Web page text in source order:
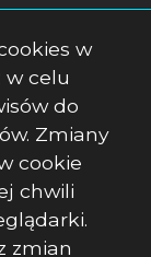
w
w celu
do
Zmiany
cookie
chwili
zmian